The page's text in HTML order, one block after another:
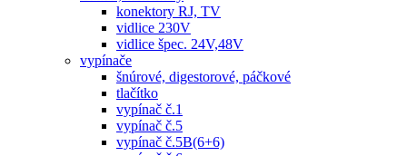
konektory RJ, TV
vidlice 230V
vidlice špec. 24V,48V
vypínače
šnúrové, digestorové, páčkové
tlačítko
vypínač č.1
vypínač č.5
vypínač č.5B(6+6)